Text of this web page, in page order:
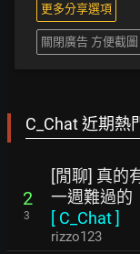
更多分享選項
關閉廣告 方便截圖
C_Chat 近期熱
2
3
[閒聊] 真的
一週難過的
[ C_Chat]
rizzo123